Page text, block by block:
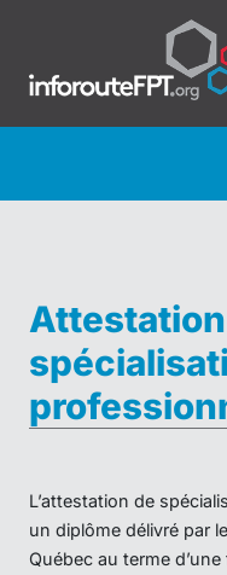
L’attestation de
un diplôme délivré par
Québec au terme